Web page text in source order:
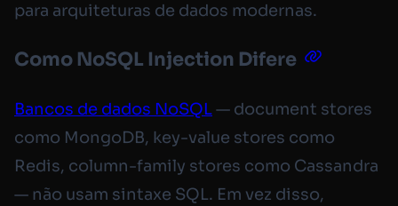
para arquiteturas de dados modernas.
Como NoSQL Injection Difere
Bancos de dados NoSQL— document stores
como MongoDB, key-value stores como
Redis, column-family stores como Cassandra
— não usam sintaxe SQL. Em vez disso,